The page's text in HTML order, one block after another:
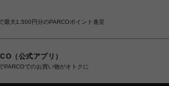
最大1,500円分のPARCOポイント進呈
（公式アプリ）
PARCOでのお買い物がオトクに